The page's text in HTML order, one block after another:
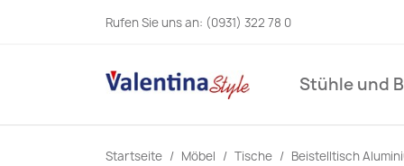
Rufen Sie uns an: (0931) 322 78 0
Stühle und
Startseite Möbel Tische Beistelltisch